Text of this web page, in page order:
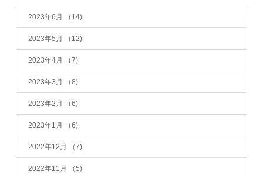
2023年6月 （14)
2023年5月 （12)
2023年4月 （7)
2023年3月 （8)
2023年2月 （6)
2023年1月 （6)
2022年12月 （7)
2022年11月 （5)